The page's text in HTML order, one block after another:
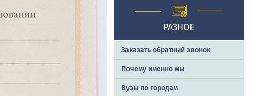
РАЗНОЕ
Заказать обратный звонок
Почему именно мы
Вузы по городам